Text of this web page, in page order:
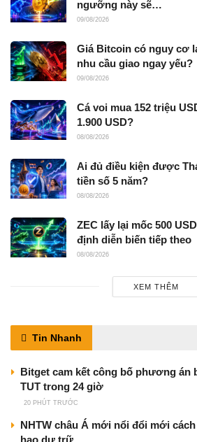
ngưỡng này sẽ…
09/08/2026
Giá Bitcoin có nguy cơ
nhu cầu giao ngay yếu?
09/08/2026
Cá voi mua 152 triệu
1.900 USD?
08/08/2026
Ai đủ điều kiện được
tiền số 5 năm?
08/08/2026
ZEC lấy lại mốc 500
định diễn biến tiếp theo
08/08/2026
XEM THÊM
Tin Nhanh
Bitget cam kết công bố phương
TUT trong 24 giờ
20 PHÚT TRƯỚC
NHTW châu Á mới nổi đổi mới
hao dự trữ